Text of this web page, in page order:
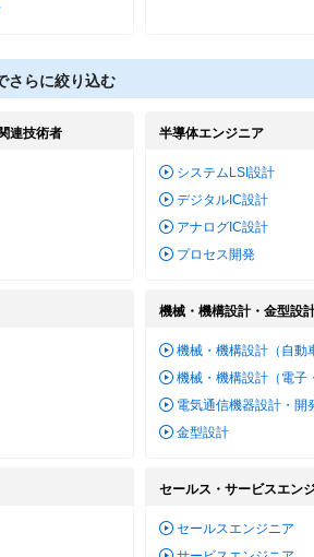
さらに絞り込む
連技術者 半導体エンジニア
システムLSI設計
デジタルIC設計
アナログIC設計
プロセス開発
機械・機構設計・金型設
機械・機構設計（自動
機械・機構設計（電子
電気通信機器設計・開
金型設計
セールス・サービスエン
セールスエンジニア